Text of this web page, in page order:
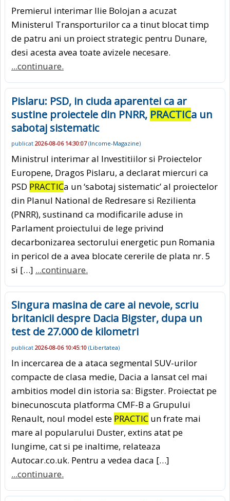
Premierul interimar Ilie Bolojan a acuzat
Ministerul Transporturilor ca a tinut blocat timp
de patru ani un proiect strategic pentru Dunare,
desi acesta avea toate avizele necesare.
...continuare.
Pislaru: PSD, in ciuda aparentei ca ar
sustine proiectele din PNRR, PRACTICa un
sabotaj sistematic
publicat 2026-08-06 14:30:07(Income-Magazine)
Ministrul interimar al Investitiilor si Proiectelor
Europene, Dragos Pislaru, a declarat miercuri ca
PSD PRACTICa un ‘sabotaj sistematic’ al proiectelor
din Planul National de Redresare si Rezilienta
(PNRR), sustinand ca modificarile aduse in
Parlament proiectului de lege privind
decarbonizarea sectorului energetic pun Romania
in pericol de a avea blocate cererile de plata nr. 5
si […] ...continuare.
Singura masina de care ai nevoie, scriu
britanicii despre Dacia Bigster, dupa un
test de 27.000 de kilometri
publicat 2026-08-06 10:45:10 (Libertatea)
In incercarea de a ataca segmental SUV-urilor
compacte de clasa medie, Dacia a lansat cel mai
ambitios model din istoria sa: Bigster. Proiectat pe
binecunoscuta platforma CMF-B a Grupului
Renault, noul model este PRACTIC un frate mai
mare al popularului Duster, extins atat pe
lungime, cat si pe inaltime, relateaza
Autocar.co.uk. Pentru a vedea daca […]
...continuare.